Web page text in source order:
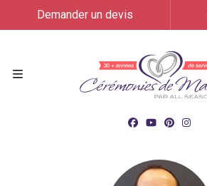
Demander un devis